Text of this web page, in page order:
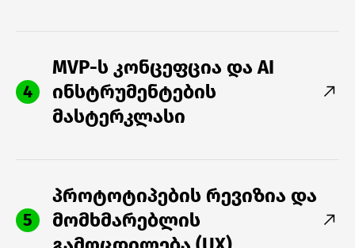
4
MVP-ს კონცეფცია და AI
ინსტრუმენტების
მასტერკლასი
5
პროტოტიპების რევიზია და
მომხმარებლის